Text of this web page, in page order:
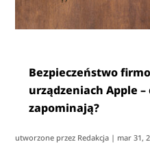
Bezpieczeństwo
urządzeniach Apple
zapominają?
utworzone przez Redakcja | mar 31,